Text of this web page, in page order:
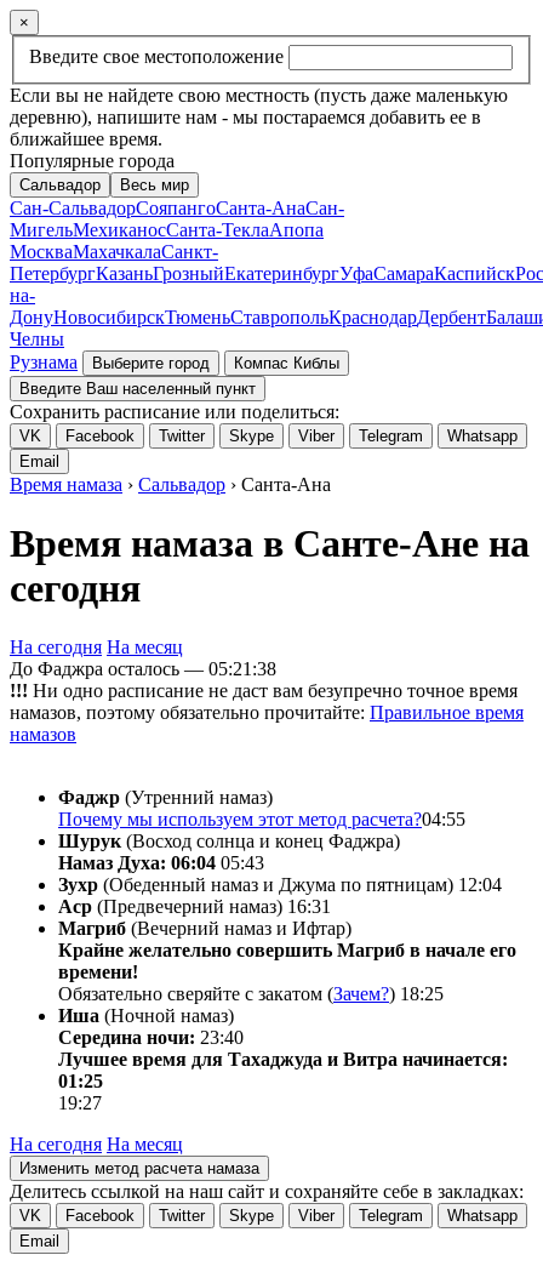
×
Введите свое местоположение
Если вы не найдете свою местность (пусть даже маленькую
деревню), напишите нам - мы постараемся добавить ее в
ближайшее время.
Популярные города
Сальвадор Весь мир
Сан-СальвадорСояпангоСанта-АнаСан-
МигельМехиканосСанта-ТеклаАпопа
МоскваМахачкалаСанкт-
ПетербургКазаньГрозныйЕкатеринбургУфаСамараКаспийск
на-
ДонуНовосибирскТюменьСтавропольКраснодарДербент
Челны
Рузнама
Выберите город
Компас Киблы
Введите Ваш населенный пункт
Сохранить расписание или поделиться:
VK Facebook Twitter Skype Viber Telegram
Whatsapp
Email
Время намаза › Сальвадор › Санта-Ана
Время намаза в Санте-Ане на
сегодня
На сегодня На месяц
До Фаджра осталось — 05:21:38
!!! Ни одно расписание не даст вам безупречно точное время
намазов, поэтому обязательно прочитайте: Правильное время
намазов
Фаджр (Утренний намаз)
Почему мы используем этот метод расчета?04:55
Шурук (Восход солнца и конец Фаджра)
Намаз Духа: 06:04 05:43
Зухр (Обеденный намаз и Джума по пятницам) 12:04
Аср (Предвечерний намаз) 16:31
Магриб (Вечерний намаз и Ифтар)
Крайне желательно совершить Магриб в начале его
времени!
Обязательно сверяйте с закатом (Зачем?) 18:25
Иша (Ночной намаз)
Середина ночи: 23:40
Лучшее время для Тахаджуда и Витра начинается:
01:25
19:27
На сегодня На месяц
Изменить метод расчета намаза
Делитесь ссылкой на наш сайт и сохраняйте себе в закладках:
VK Facebook Twitter Skype Viber Telegram
Whatsapp
Email